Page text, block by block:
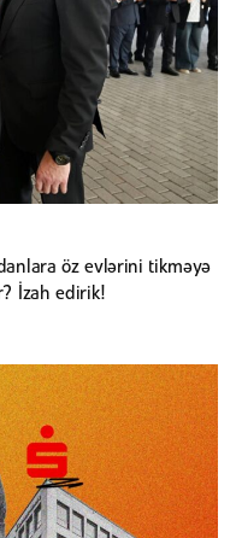
öz evlərini tikməyə
İzah edirik!